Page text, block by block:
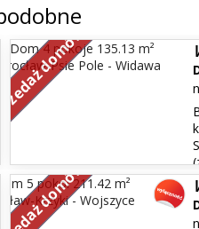
domów
gazowe Kameralna
którzy cenią...